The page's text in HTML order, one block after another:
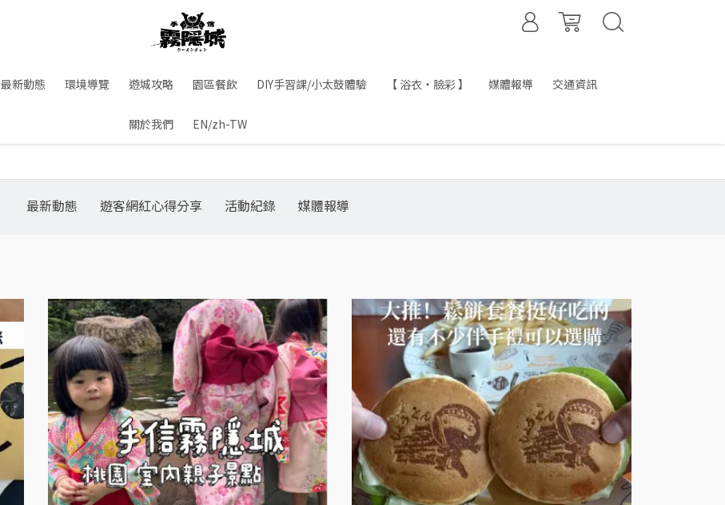
最新動態 環境導覽 遊城攻略 園區餐飲 DIY手習課/小太鼓體驗 【 浴衣・臉彩 】 媒體報導 交通資訊
關於我們 EN/zh-TW
最新動態 遊客網紅心得分享 活動紀錄 媒體報導